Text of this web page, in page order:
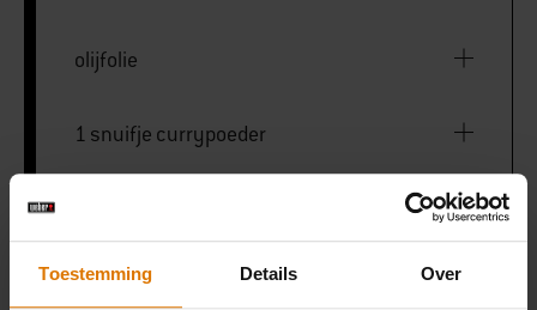
Toestemming Details Over
olijfolie
1 snuifje currypoeder